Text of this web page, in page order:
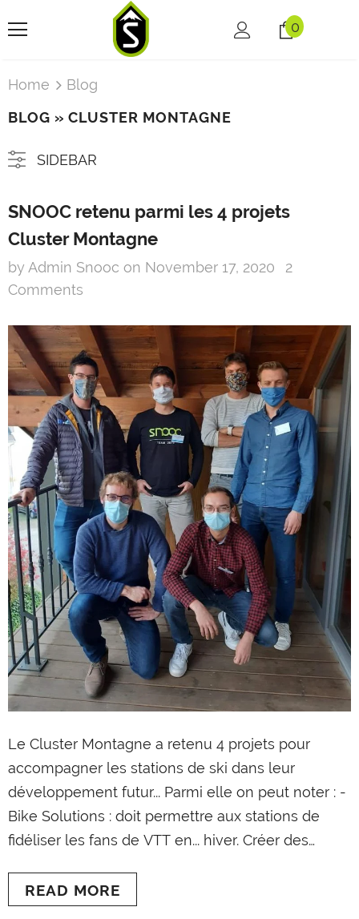
0
Home
Blog
BLOG » CLUSTER MONTAGNE
SIDEBAR
SNOOC Touring
€649,00
ADD TO CART
SNOOC retenu parmi les 4 projets
Cluster Montagne
by Admin Snooc on November 17, 2020
2
Comments
Le Cluster Montagne a retenu 4 projets pour
accompagner les stations de ski dans leur
développement futur... Parmi elle on peut noter : -
Bike Solutions : doit permettre aux stations de
fidéliser les fans de VTT en... hiver. Créer des
ludisme - Sport Data : fait évoluer l'achat des
READ MORE